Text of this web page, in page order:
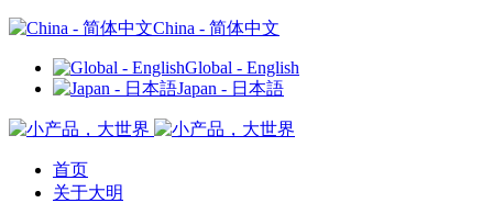
China - 简体中文
Global - English
Japan - 日本語
首页
关于大明